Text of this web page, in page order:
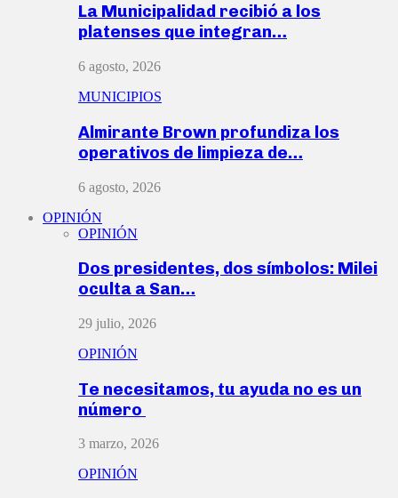
La Municipalidad recibió a los
platenses que integran…
6 agosto, 2026
MUNICIPIOS
Almirante Brown profundiza los
operativos de limpieza de…
6 agosto, 2026
OPINIÓN
OPINIÓN
Dos presidentes, dos símbolos: Milei
oculta a San…
29 julio, 2026
OPINIÓN
Te necesitamos, tu ayuda no es un
número
3 marzo, 2026
OPINIÓN